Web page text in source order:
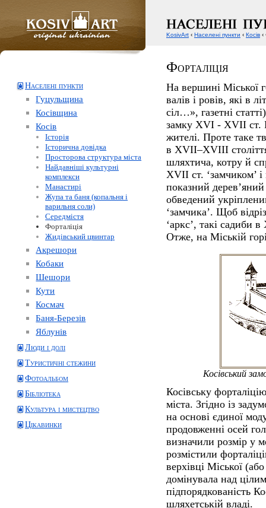
Форталіція
Населені пункти
Гуцульщина
Косівщина
Косів
Історія
Історична довідка
Просторова структура міста
Найдавніші культурні
комплекси
Манастирі
Жупа та баня (копальня і
варильня соли)
Середмістя
Форталіція
Жидівський цвинтар
Акрешори
Кобаки
Шешори
Кути
Космач
Баня-Березів
Яблунів
Люди і долі
Туристичні стежини
Фотоальбом
Бібліотека
Культура і мистецтво
Цікавинки
На вершині Міської
валів і ровів, які в
сіл…», газетні
замку ХVІ - ХVІІ ст.
жителі. Проте таке
в ХVІІ–ХVІІІ
шляхтича, котру й
ХVІІ ст. ‘замчиком’
показний
обведений
‘замчика’. Щоб
‘аркс’, такі садиби
Отже, на Міській
Косівський
Косівську
міста. Згідно із
на основі єдиної
продовженні осей
визначили розмір у
розмістили
верхівці Міської
домінувала над
підпорядкованість
шляхетській владі.
KosivArt ‹ Населені пункти ‹ Косів ‹